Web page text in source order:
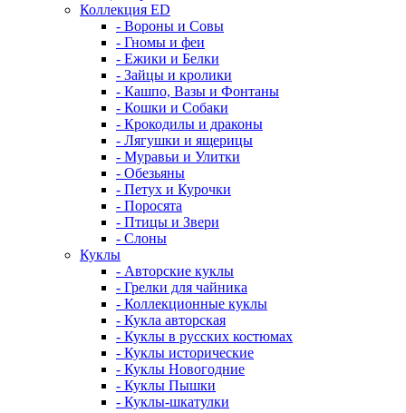
Коллекция ED
- Вороны и Совы
- Гномы и феи
- Ежики и Белки
- Зайцы и кролики
- Кашпо, Вазы и Фонтаны
- Кошки и Собаки
- Крокодилы и драконы
- Лягушки и ящерицы
- Муравьи и Улитки
- Обезьяны
- Петух и Курочки
- Поросята
- Птицы и Звери
- Слоны
Куклы
- Авторские куклы
- Грелки для чайника
- Коллекционные куклы
- Кукла авторская
- Куклы в русских костюмах
- Куклы исторические
- Куклы Новогодние
- Куклы Пышки
- Куклы-шкатулки